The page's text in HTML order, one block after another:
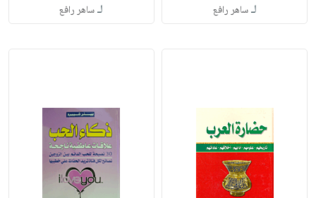
لـساهر رافع لـساهر رافع